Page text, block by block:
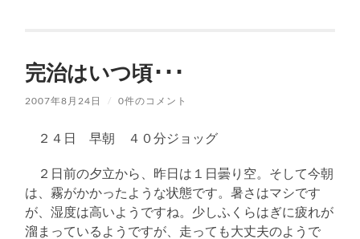
完治はいつ頃･･･
2007年8月24日 / 0件のコメント
２４日 早朝 ４０分ジョッグ
２日前の夕立から、昨日は１日曇り空。そして今朝
は、霧がかかったような状態です。暑さはマシです
が、湿度は高いようですね。少しふくらはぎに疲れが
溜まっているようですが、走っても大丈夫のようで